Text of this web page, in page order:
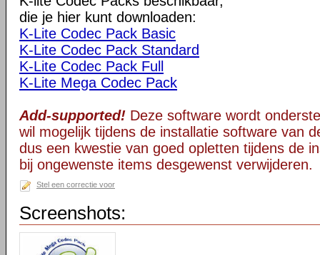
die je hier kunt downloaden:
K-Lite Codec Pack Basic
K-Lite Codec Pack Standard
K-Lite Codec Pack Full
K-Lite Mega Codec Pack
Add-supported! Deze software wordt
wil mogelijk tijdens de installatie software van
dus een kwestie van goed opletten tijdens de
bij ongewenste items desgewenst verwijderen.
Stel een correctie voor
Screenshots: